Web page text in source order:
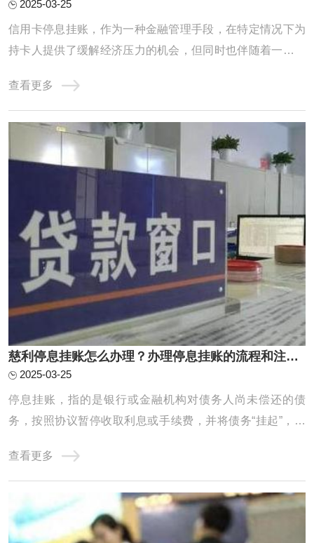
2025-03-25
信用卡停息挂账，作为一种金融管理手段，在特定情况下为
持卡人提供了缓解经济压力的机会，但同时也伴随着一些潜
信用卡停息挂账的首要好处是暂时减轻持卡人的资金压力。
在面临生活突发事件、收支不平衡或经济困难时，通过停息
挂账可以延迟部分信用卡还款，使持卡人能 ...
查看更多
慈利停息挂账怎么办理？办理停息挂账的流程和注意事项有哪些？
2025-03-25
停息挂账，指的是银行或金融机构对债务人尚未偿还的债
务，按照协议暂停收取利息或手续费，并将债务“挂起”，直
用于债务人遇到经济困难，暂时无法偿还欠款时的一种临时
措施，目的是帮助债务人减轻经济负担，以便能在一定期限
内恢复还款能力。停息挂账的办理有一定的程 ...
查看更多